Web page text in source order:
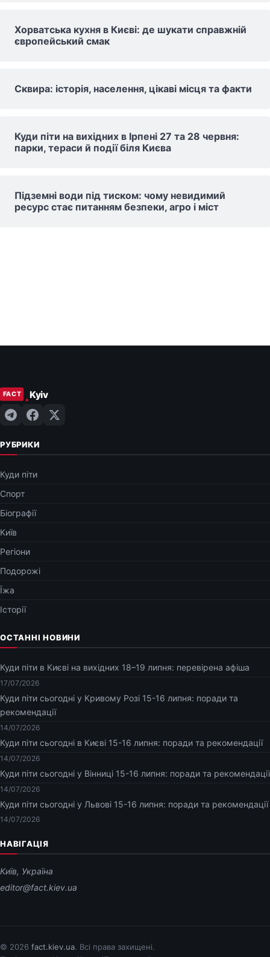
Хорватська кухня в Києві: де шукати справжній
європейський смак
Сквира: історія, населення, цікаві місця та факти
Куди піти на вихідних в Ірпені 27 та 28 червня:
парки, тераси й події біля Києва
Підземні води під тиском: чому невидимий
ресурс стає питанням безпеки, агро і міст
РУБРИКИ
Куди піти
Спорт
Біографії
Київ
Регіони
Подорожі
Їжа
Історії
ОСТАННІ НОВИНИ
Куди піти в Києві на вихідних 18–19 липня: перевірена афіша
17/07/2026
Куди піти сьогодні у Кривому Розі 15-16 липня: поради та
рекомендації
14/07/2026
Куди піти сьогодні в Києві 15-16 липня: поради та рекомендації
14/07/2026
Куди піти сьогодні у Вінниці 15-16 липня: поради та рекомендації
14/07/2026
Куди піти сьогодні у Львові 15-16 липня: поради та рекомендації
14/07/2026
НАВІГАЦІЯ
Київ, Україна
editor@fact.kiev.ua
© 2026 fact.kiev.ua. Всі права захищені.